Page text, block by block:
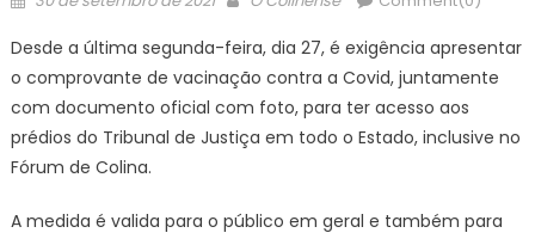
Desde a última segunda-feira, dia 27, é exigência apresentar
o comprovante de vacinação contra a Covid, juntamente
com documento oficial com foto, para ter acesso aos
prédios do Tribunal de Justiça em todo o Estado, inclusive no
Fórum de Colina.
A medida é valida para o público em geral e também para